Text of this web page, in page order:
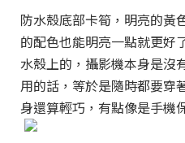
防水殼底部卡筍，明亮的黃
的配色也能明亮一點就更好
水殼上的，攝影機本身是沒
用的話，等於是隨時都要穿
身還算輕巧，有點像是手機